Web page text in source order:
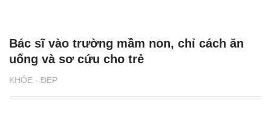
KHỎE - ĐẸP
Bác sĩ vào trường mầm non, chỉ cách ăn
uống và sơ cứu cho trẻ